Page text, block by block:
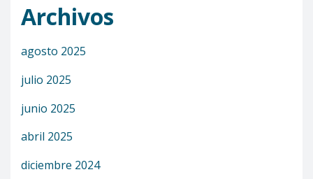
Archivos
agosto 2025
julio 2025
junio 2025
abril 2025
diciembre 2024